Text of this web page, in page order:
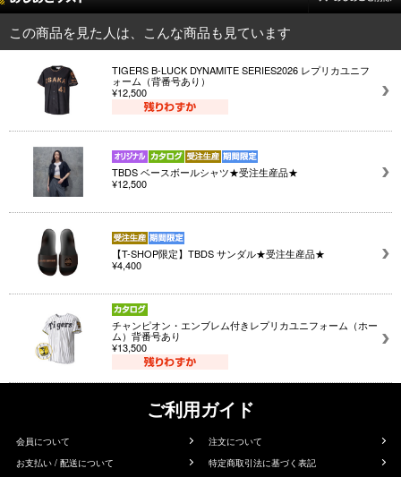
この商品を見た人は、こんな商品も見ています
TIGERS B-LUCK DYNAMITE SERIES2026 レプリカユニフ
ォーム（背番号あり）
¥12,500
TBDS ベースボールシャツ★受注生産品★
¥12,500
【T-SHOP限定】TBDS サンダル★受注生産品★
¥4,400
チャンピオン・エンブレム付きレプリカユニフォーム（ホー
ム）背番号あり
¥13,500
ご利用ガイド
会員について
注文について
お支払い / 配送について
特定商取引法に基づく表記